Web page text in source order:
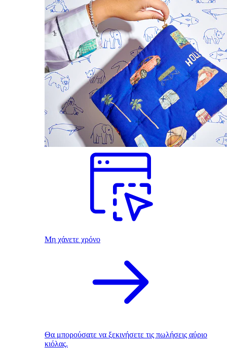
Μη χάνετε χρόνο
Θα μπορούσατε να ξεκινήσετε τις πωλήσεις αύριο
κιόλας.